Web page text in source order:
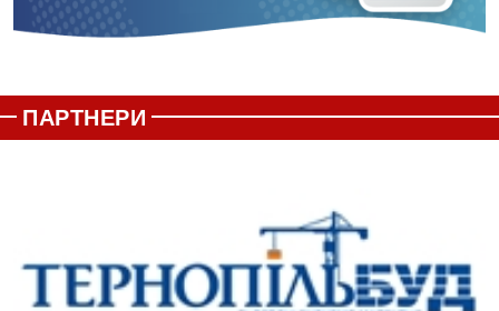
ПАРТНЕРИ